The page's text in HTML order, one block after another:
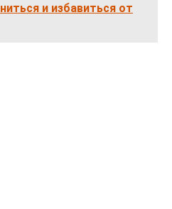
и избавиться от